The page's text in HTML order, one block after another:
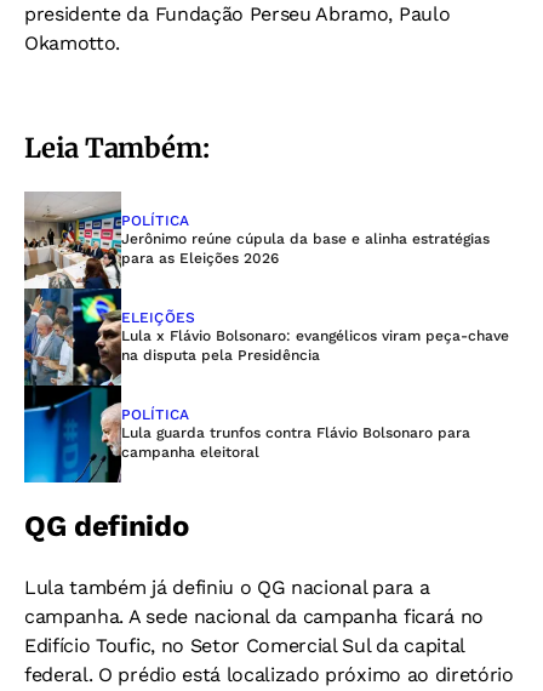
presidente da Fundação Perseu Abramo, Paulo
Okamotto.
Leia Também:
POLÍTICA
Jerônimo reúne cúpula da base e alinha estratégias
para as Eleições 2026
ELEIÇÕES
Lula x Flávio Bolsonaro: evangélicos viram peça-chave
na disputa pela Presidência
POLÍTICA
Lula guarda trunfos contra Flávio Bolsonaro para
campanha eleitoral
QG definido
Lula também já definiu o QG nacional para a
campanha. A sede nacional da campanha ficará no
Edifício Toufic, no Setor Comercial Sul da capital
federal. O prédio está localizado próximo ao diretório